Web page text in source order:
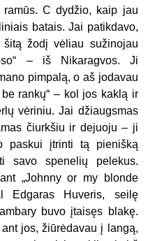
C dydžio, kaip jau
batais. Jai patikdavo,
šitą žodį vėliau sužinojau
– iš Nikaragvos. Ji
pimpalą, o aš jodavau
rankų“ – kol jos kaklą ir
vėriniu. Jai džiaugsmas
čiurkšiu ir dejuoju – ji
paskui įtrinti tą pienišką
savo spenelių pelekus.
„Johnny or my blonde
Edgaras Huveris, seilę
buvo įtaisęs blakę.
jos, žiūrėdavau į langą,